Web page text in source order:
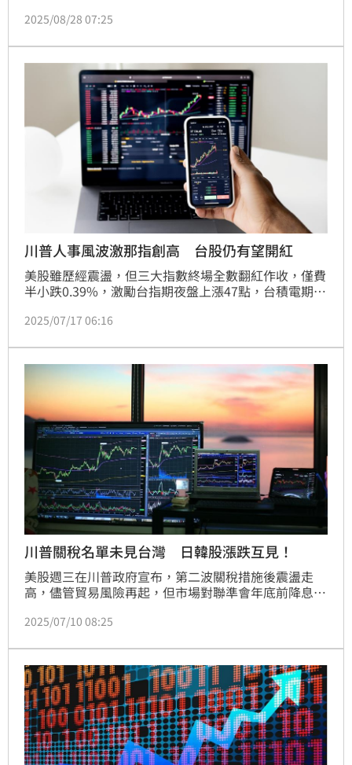
展現市場資金仍偏向風險資產。盤後焦點落在AI晶片龍
收優於預期，但對下季度展望偏保守，加上宣布擴大
600億美元回購計畫，引發市場對AI支出動能放緩的疑
慮，盤後股價一度重挫逾5%。
2025/08/28 07:25
川普人事風波激那指創高 台股仍有望開紅
美股雖歷經震盪，但三大指數終場全數翻紅作收，僅費
半小跌0.39%，激勵台指期夜盤上漲47點，台積電期貨
勢再度走高。
2025/07/17 06:16
川普關稅名單未見台灣 日韓股漲跌互見！
美股週三在川普政府宣布，第二波關稅措施後震盪走
高，儘管貿易風險再起，但市場對聯準會年底前降息的
中市值更因輝達飆升衝破4兆美元，終場再創歷史新
指數開盤下跌逾180點，韓股則小幅開高。美股期貨則
在平盤附近震盪，反映市場情緒趨於觀望。
2025/07/10 08:25